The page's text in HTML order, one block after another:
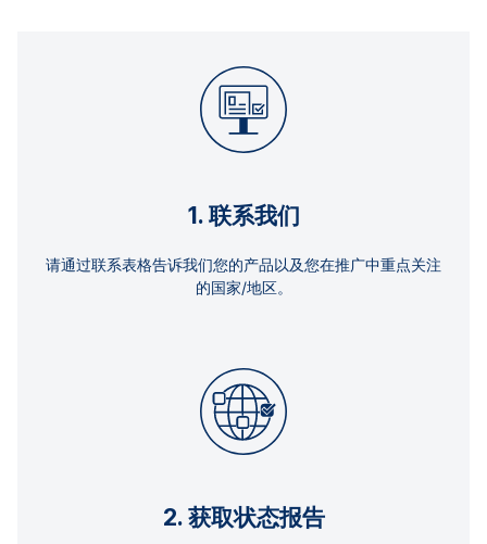
1. 联系我们
请通过联系表格告诉我们您的产品以及您在推广中重点关注
的国家/地区。
2. 获取状态报告